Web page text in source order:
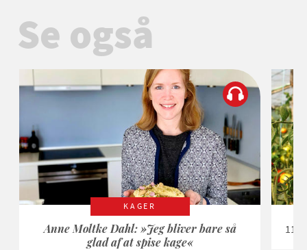
Se også
KAGER
Anne Moltke Dahl: »Jeg bliver bare så
glad af at spise kage«
11